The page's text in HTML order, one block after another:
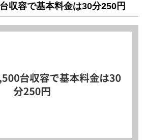
収容で基本料金は30分250円